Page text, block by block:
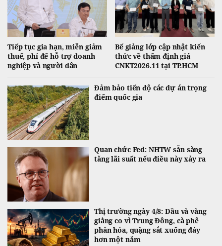
Tiếp tục gia hạn, miễn giảm
thuế, phí để hỗ trợ doanh
nghiệp và người dân
Bế giảng lớp cập nhật kiến
thức về thẩm định giá
CNKT2026.11 tại TP.HCM
Đảm bảo tiến độ các dự án trọng
điểm quốc gia
Quan chức Fed: NHTW sẵn sàng
tăng lãi suất nếu điều này xảy ra
Thị trường ngày 4/8: Dầu và vàng
giằng co vì Trung Đông, cà phê
phân hóa, quặng sắt xuống đáy
hơn một năm